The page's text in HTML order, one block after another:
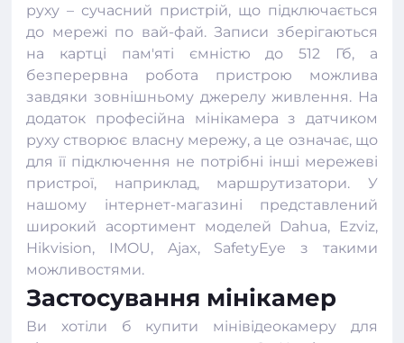
руху – сучасний пристрій, що підключається
до мережі по вай-фай. Записи зберігаються
на картці пам'яті ємністю до 512 Гб, а
безперервна робота пристрою можлива
завдяки зовнішньому джерелу живлення. На
додаток професійна мінікамера з датчиком
руху створює власну мережу, а це означає, що
для її підключення не потрібні інші мережеві
пристрої, наприклад, маршрутизатори. У
нашому інтернет-магазині представлений
широкий асортимент моделей Dahua, Ezviz,
Hikvision, IMOU, Ajax, SafetyEye з такими
можливостями.
Застосування мінікамер
Ви хотіли б купити мінівідеокамеру для